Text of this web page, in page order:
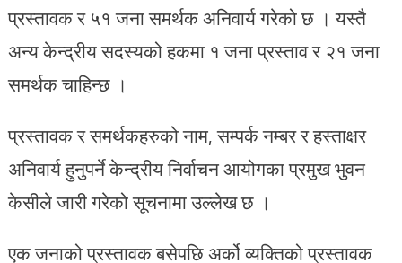
प्रस्तावक र ५१ जना समर्थक अनिवार्य गरेको छ । यस्तै
अन्य केन्द्रीय सदस्यको हकमा १ जना प्रस्ताव र २१ जना
समर्थक चाहिन्छ ।
प्रस्तावक र समर्थकहरुको नाम, सम्पर्क नम्बर र हस्ताक्षर
अनिवार्य हुनुपर्ने केन्द्रीय निर्वाचन आयोगका प्रमुख भुवन
केसीले जारी गरेको सूचनामा उल्लेख छ ।
एक जनाको प्रस्तावक बसेपछि अर्को व्यक्तिको प्रस्तावक